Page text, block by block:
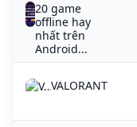
20 game
offline hay
nhất trên
Android...
VALORANT